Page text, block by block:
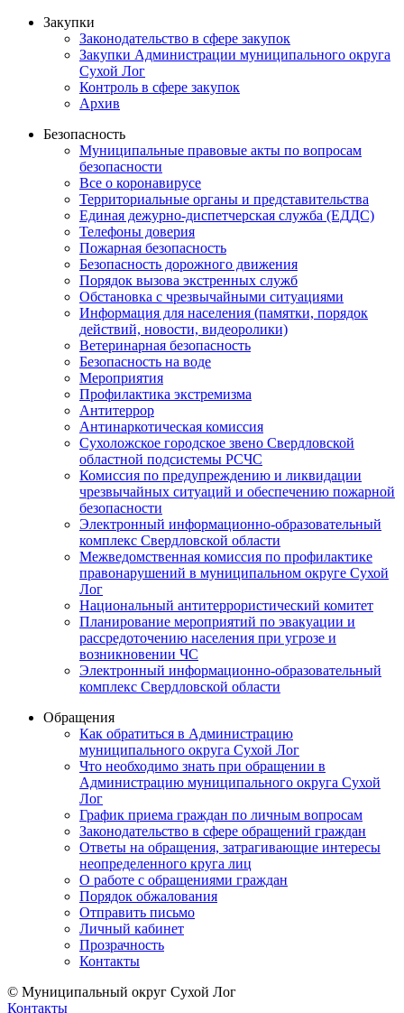
Закупки
Законодательство в сфере закупок
Закупки Администрации муниципального округа
Сухой Лог
Контроль в сфере закупок
Архив
Безопасность
Муниципальные правовые акты по вопросам
безопасности
Все о коронавирусе
Территориальные органы и представительства
Единая дежурно-диспетчерская служба (ЕДДС)
Телефоны доверия
Пожарная безопасность
Безопасность дорожного движения
Порядок вызова экстренных служб
Обстановка с чрезвычайными ситуациями
Информация для населения (памятки, порядок
действий, новости, видеоролики)
Ветеринарная безопасность
Безопасность на воде
Мероприятия
Профилактика экстремизма
Антитеррор
Антинаркотическая комиссия
Сухоложское городское звено Свердловской
областной подсистемы РСЧС
Комиссия по предупреждению и ликвидации
чрезвычайных ситуаций и обеспечению пожарной
безопасности
Электронный информационно-образовательный
комплекс Cвердловской области
Межведомственная комиссия по профилактике
правонарушений в муниципальном округе Сухой
Лог
Национальный антитеррористический комитет
Планирование мероприятий по эвакуации и
рассредоточению населения при угрозе и
возникновении ЧС
Электронный информационно-образовательный
комплекс Свердловской области
Обращения
Как обратиться в Администрацию
муниципального округа Сухой Лог
Что необходимо знать при обращении в
Администрацию муниципального округа Сухой
Лог
График приема граждан по личным вопросам
Законодательство в сфере обращений граждан
Ответы на обращения, затрагивающие интересы
неопределенного круга лиц
О работе с обращениями граждан
Порядок обжалования
Отправить письмо
Личный кабинет
Прозрачность
Контакты
© Муниципальный округ Сухой Лог
Контакты